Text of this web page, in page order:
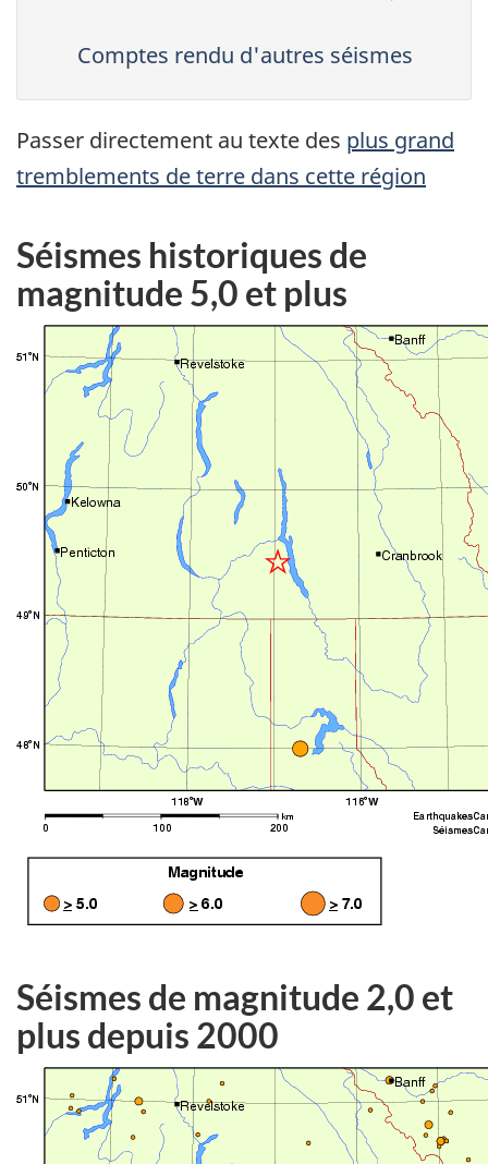
Comptes rendu d'autres séismes
Passer directement au texte des plus grand
tremblements de terre dans cette région
Séismes historiques de
magnitude 5,0 et plus
Séismes de magnitude 2,0 et
plus depuis 2000